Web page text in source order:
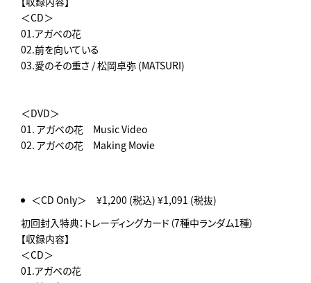
＜CD＞
01.アガベの花
02.前を向いている
03.愛のその重さ / 松岡卓弥 (MATSURI)
＜DVD＞
01. アガベの花 Music Video
02. アガベの花 Making Movie
＜CD Only＞ ¥1,200 (税込) ¥1,091 (税抜)
初回封入特典：トレーディングカード（7種中ランダム1種）
【収録内容】
＜CD＞
01.アガベの花